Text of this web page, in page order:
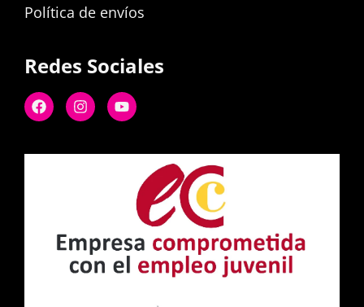
Política de envíos
Redes Sociales